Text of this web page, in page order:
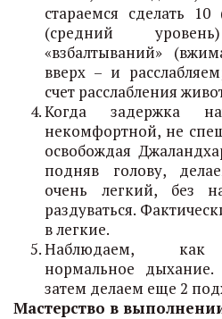
стараемся сделать
(средний
«взбалтываний»
вверх – и
счет расслабления
Когда задержка
некомфортной, не
освобождая
подняв голову,
очень легкий, без
раздуваться.
в легкие.
Наблюдаем, как
нормальное
затем делаем еще 2
Мастерство в